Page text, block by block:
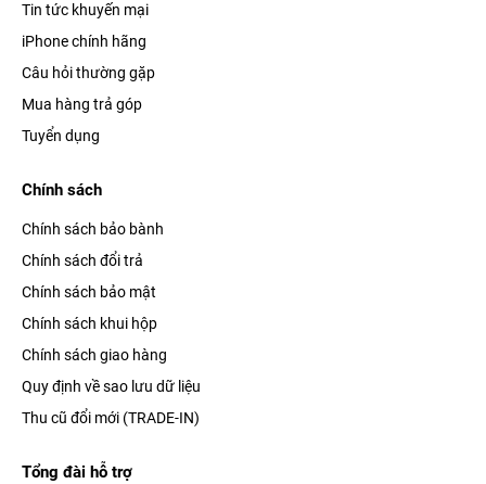
Tin tức khuyến mại
iPhone chính hãng
Câu hỏi thường gặp
Mua hàng trả góp
Tuyển dụng
Chính sách
Chính sách bảo bành
Chính sách đổi trả
Chính sách bảo mật
Chính sách khui hộp
Chính sách giao hàng
Quy định về sao lưu dữ liệu
Thu cũ đổi mới (TRADE-IN)
Tổng đài hỗ trợ